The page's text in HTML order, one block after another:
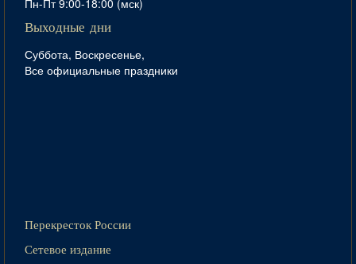
Пн-Пт 9:00-18:00 (мск)
Выходные дни
Суббота, Воскресенье,
Все официальные праздники
Перекресток России
Сетевое издание